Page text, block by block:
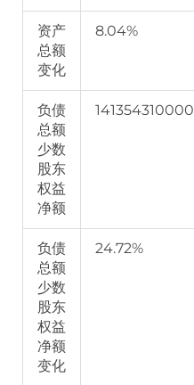
资产
总额
变化
8.04%
负债
总额
少数
股东
权益
净额
141354310000
负债
总额
少数
股东
权益
净额
变化
24.72%